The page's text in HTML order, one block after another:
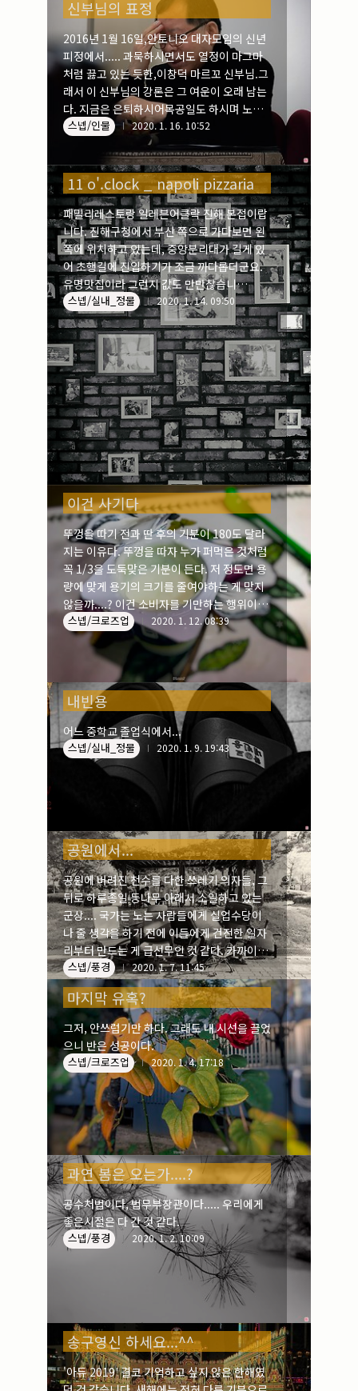
신부님의 표정
2016년 1월 16일,안토니오 대자모임의 신년
피정에서..... 과묵하시면서도 열정이 마그마
처럼 끓고 있는 듯한,이창덕 마르꼬 신부님.그
래서 이 신부님의 강론은 그 여운이 오래 남는
다. 지금은 은퇴하시어목공일도 하시며 노후
생활을 즐기고 계신다.
스넵/인물 2020. 1. 16. 10:52
11 o'.clock _ napoli pizzaria
패밀리레스토랑 일레븐어클락 진해 본접이랍
니다. 진해구청에서 부산 쪽으로 가다보면 왼
쪽에 위치하고 있는데, 중앙분리대가 길게 있
어 초행길에 진입하기가 조금 까다롭더군요.
유명맛집이라 그런지 값도 만만찮습니
다....^^;;
스넵/실내_정물 2020. 1. 14. 09:50
이건 사기다
뚜껑을 따기 전과 딴 후의 기분이 180도 달라
지는 이유다. 뚜껑을 따자 누가 퍼먹은 것처럼
꼭 1/3을 도둑맞은 기분이 든다. 저 정도면 용
량에 맞게 용기의 크기를 줄여야하는 게 맞지
않을까....? 이건 소비자를 기만하는 행위이며,
사기다.
스넵/크로즈업 2020. 1. 12. 08:39
내빈용
어느 중학교 졸업식에서...
스넵/실내_정물 2020. 1. 9. 19:43
공원에서...
공원에 버려진 천수를 다한 쓰레기 의자들, 그
뒤로 하루종일 등나무 아래서 소일하고 있는
군상.... 국가는 노는 사람들에게 실업수당이
나 줄 생각을 하기 전에 이들에게 건전한 일자
리부터 만드는 게 급선무인 것 같다. 가까이에
서 자세히 디려다 보면 용도폐기하기엔 조금
아쉬운 의자들이 눈에 띈다.
스넵/풍경 2020. 1. 7. 11:45
마지막 유혹?
그저, 안쓰럽기만 하다. 그래도 내 시선을 끌었
으니 반은 성공이다.
스넵/크로즈업 2020. 1. 4. 17:18
과연 봄은 오는가....?
공수처법이다, 법무부장관이다..... 우리에게
좋은시절은 다 간 것 같다.
스넵/풍경 2020. 1. 2. 10:09
송구영신 하세요...^^
'아듀 2019' 결코 기억하고 싶지 않은 한해였